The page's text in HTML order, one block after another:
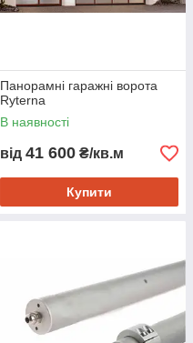
Панорамні гаражні ворота
Ryterna
В наявності
від 41 600 ₴/кв.м
Купити